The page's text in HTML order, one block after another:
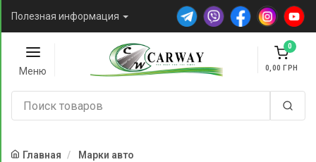
Полезная информация
Меню
0
0,00
Главная
Марки авто